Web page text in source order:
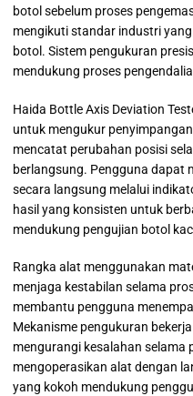
botol sebelum proses
mengikuti standar industri
botol. Sistem pengukuran
mendukung proses
Haida Bottle Axis Deviation
untuk mengukur
mencatat perubahan posisi
berlangsung. Pengguna dapat
secara langsung melalui
hasil yang konsisten untuk
mendukung pengujian botol
Rangka alat menggunakan
menjaga kestabilan selama
membantu pengguna
Mekanisme pengukuran
mengurangi kesalahan selama
mengoperasikan alat dengan
yang kokoh mendukung